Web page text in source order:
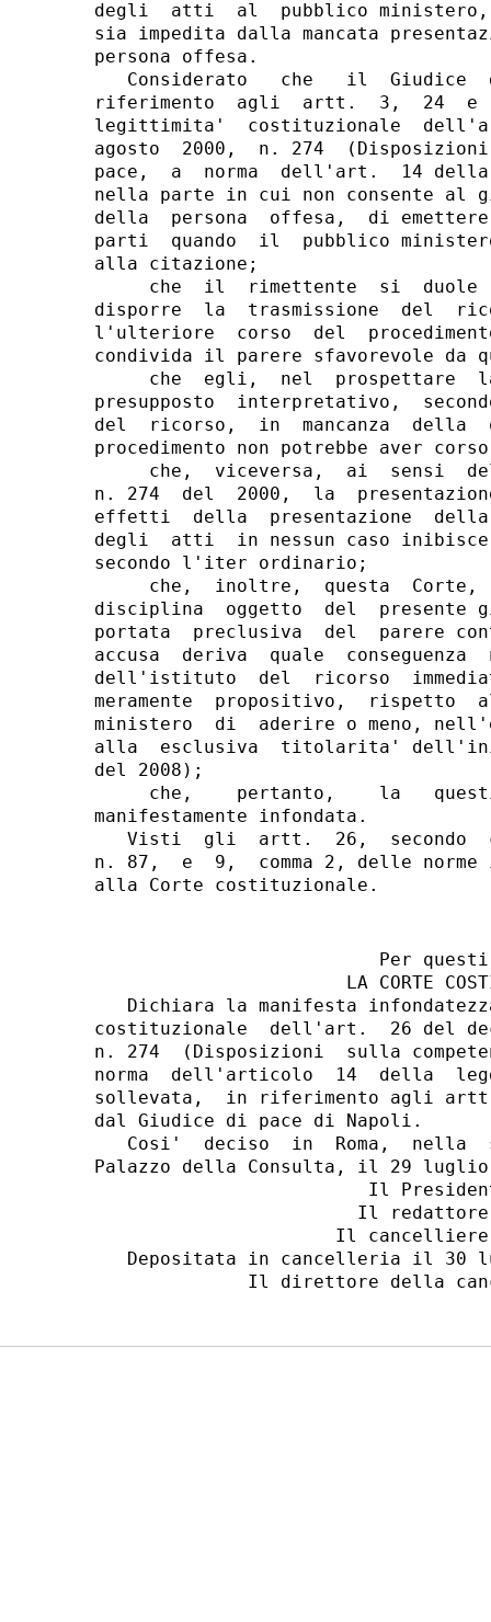
degli  atti  al  pubblico ministero,
sia impedita dalla mancata
persona offesa.
Considerato   che   il  Giudice
riferimento  agli  artt.  3,  24  e
legittimita'  costituzionale
agosto  2000,  n. 274
pace,  a  norma  dell'art.  14 della
nella parte in cui non consente al
della  persona  offesa,  di
parti  quando  il  pubblico
alla citazione;
che  il  rimettente  si  duole
disporre  la  trasmissione  del
l'ulteriore  corso  del
condivida il parere sfavorevole da
che  egli,  nel  prospettare
presupposto  interpretativo,
del  ricorso,  in  mancanza  della
procedimento non potrebbe aver
che,  viceversa,  ai  sensi
n. 274  del  2000,  la
effetti  della  presentazione
degli  atti  in nessun caso inibisce
secondo l'iter ordinario;
che,  inoltre,  questa  Corte,
disciplina  oggetto  del  presente
portata  preclusiva  del  parere
accusa  deriva  quale
dell'istituto  del  ricorso
meramente  propositivo,  rispetto
ministero  di  aderire o meno,
alla  esclusiva  titolarita'
del 2008);
che,    pertanto,    la
manifestamente infondata.
Visti  gli  artt.  26,  secondo
n. 87,  e  9,  comma 2, delle
Per
LA CORTE
Dichiara la manifesta
costituzionale  dell'art.  26 del
n. 274  (Disposizioni  sulla
norma  dell'articolo  14  della
sollevata,  in riferimento agli
dal Giudice di pace di Napoli.
Cosi'  deciso  in  Roma,  nella
Palazzo della Consulta, il 29 luglio
Il
Il
Il
Depositata in cancelleria il 30